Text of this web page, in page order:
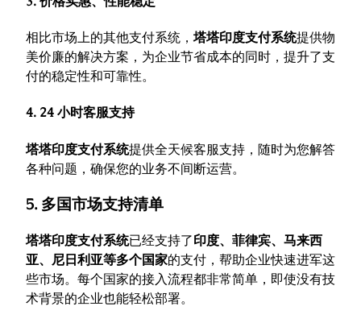
相比市场上的其他支付系统， 塔塔印度支付系统提供物
美价廉的解决方案，为企业节省成本的同时，提升了支
付的稳定性和可靠性。
4. 24 小时客服支持
塔塔印度支付系统提供全天候客服支持，随时为您解答
各种问题，确保您的业务不间断运营。
5. 多国市场支持清单
塔塔印度支付系统已经支持了印度、菲律宾、马来西
亚、尼日利亚等多个国家的支付，帮助企业快速进军这
些市场。每个国家的接入流程都非常简单，即使没有技
术背景的企业也能轻松部署。